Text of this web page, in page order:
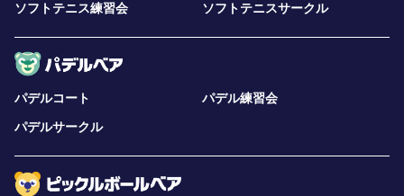
ソフトテニス練習会 ソフトテニスサークル
パデルコート
パデル練習会
パデルサークル